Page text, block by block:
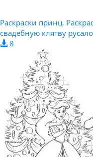
Раскраски принц,
свадебную клятву
8